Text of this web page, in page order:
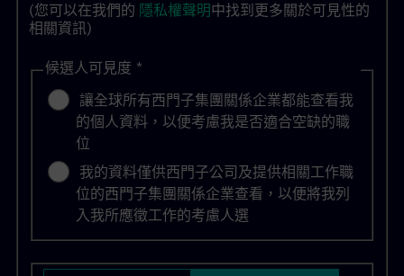
(您可以在我們的 隱私權聲明中找到更多關於可見性的
相關資訊)
候選人可見度 *
讓全球所有西門子集團關係企業都能查看我
的個人資料，以便考慮我是否適合空缺的職
位
我的資料僅供西門子公司及提供相關工作職
位的西門子集團關係企業查看，以便將我列
入我所應徵工作的考慮人選